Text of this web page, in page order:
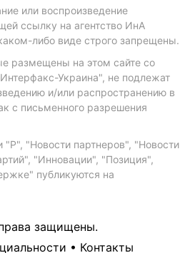
или воспроизведение
ссылку на агентство ИнА
либо виде строго запрещены.
размещены на этом сайте со
Украина", не подлежат
и/или распространению в
с письменного разрешения
"Новости партнеров", "Новости
"Инновации", "Позиция",
публикуются на
защищены.
• Контакты